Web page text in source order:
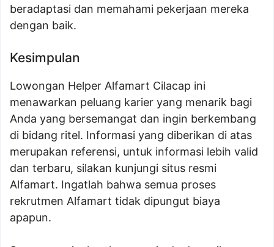
beradaptasi dan memahami pekerjaan mereka
dengan baik.
Kesimpulan
Lowongan Helper Alfamart Cilacap ini
menawarkan peluang karier yang menarik bagi
Anda yang bersemangat dan ingin berkembang
di bidang ritel. Informasi yang diberikan di atas
merupakan referensi, untuk informasi lebih valid
dan terbaru, silakan kunjungi situs resmi
Alfamart. Ingatlah bahwa semua proses
rekrutmen Alfamart tidak dipungut biaya
apapun.